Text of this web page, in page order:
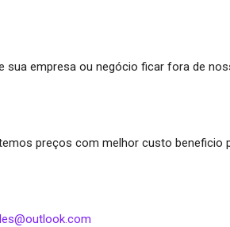
sua empresa ou negócio ficar fora de
preços com melhor custo beneficio